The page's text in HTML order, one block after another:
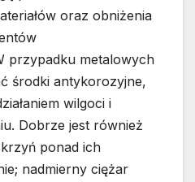
oraz obniżenia
przypadku metalowych
środki antykorozyjne,
wilgoci i
Dobrze jest również
ponad ich
nadmierny ciężar